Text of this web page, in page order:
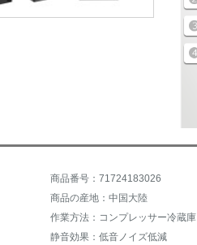
商品番号：71724183026
商品の産地：中国大陸
作業方法：コンプレッサー冷蔵庫
静音効果：低音ノイズ低減